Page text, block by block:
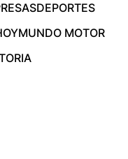
DEPORTES
MUNDO MOTOR